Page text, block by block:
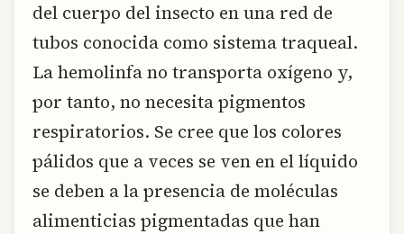
del cuerpo del insecto en una red de
tubos conocida como sistema traqueal.
La hemolinfa no transporta oxígeno y,
por tanto, no necesita pigmentos
respiratorios. Se cree que los colores
pálidos que a veces se ven en el líquido
se deben a la presencia de moléculas
alimenticias pigmentadas que han